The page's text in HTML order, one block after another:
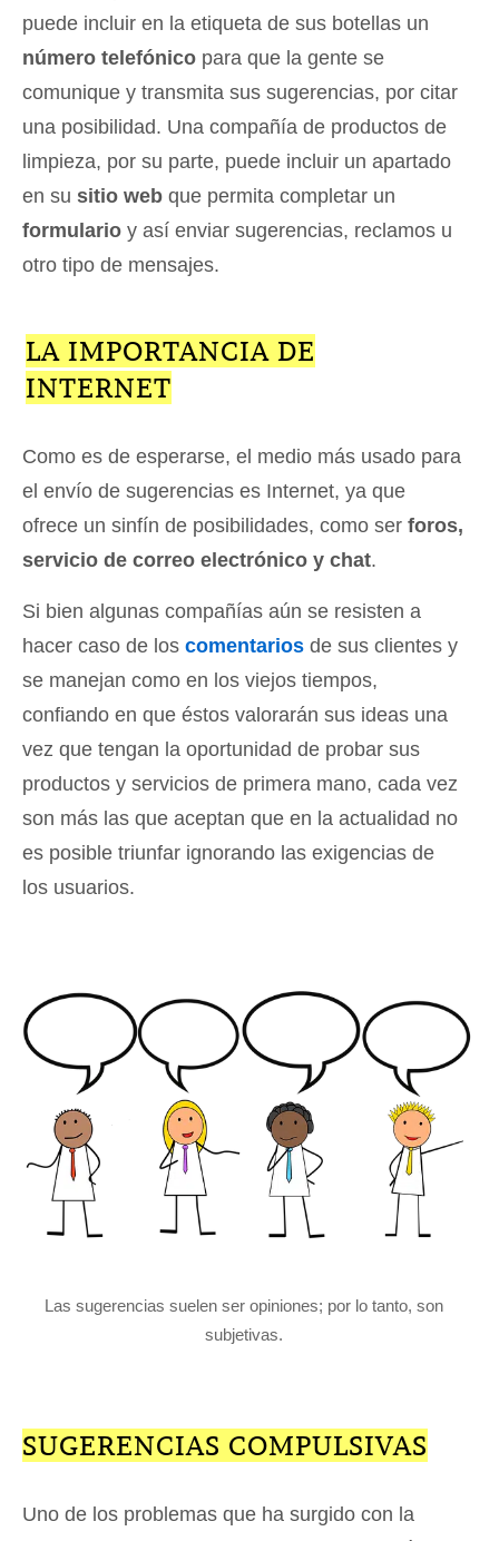
puede incluir en la etiqueta de sus botellas un
número telefónico para que la gente se
comunique y transmita sus sugerencias, por citar
una posibilidad. Una compañía de productos de
limpieza, por su parte, puede incluir un apartado
en su sitio web que permita completar un
formulario y así enviar sugerencias, reclamos u
otro tipo de mensajes.
LA IMPORTANCIA DE
INTERNET
Como es de esperarse, el medio más usado para
el envío de sugerencias es Internet, ya que
ofrece un sinfín de posibilidades, como ser foros,
servicio de correo electrónico y chat.
Si bien algunas compañías aún se resisten a
hacer caso de los comentarios de sus clientes y
se manejan como en los viejos tiempos,
confiando en que éstos valorarán sus ideas una
vez que tengan la oportunidad de probar sus
productos y servicios de primera mano, cada vez
son más las que aceptan que en la actualidad no
es posible triunfar ignorando las exigencias de
los usuarios.
Las sugerencias suelen ser opiniones; por lo tanto, son
subjetivas.
SUGERENCIAS COMPULSIVAS
Uno de los problemas que ha surgido con la